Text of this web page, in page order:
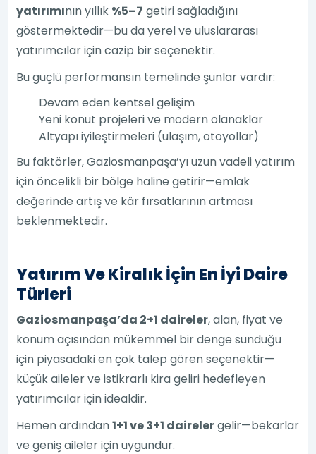
yatırımının yıllık %5–7 getiri sağladığını
göstermektedir—bu da yerel ve uluslararası
yatırımcılar için cazip bir seçenektir.
Bu güçlü performansın temelinde şunlar vardır:
Devam eden kentsel gelişim
Yeni konut projeleri ve modern olanaklar
Altyapı iyileştirmeleri (ulaşım, otoyollar)
Bu faktörler, Gaziosmanpaşa’yı uzun vadeli yatırım
için öncelikli bir bölge haline getirir—emlak
değerinde artış ve kâr fırsatlarının artması
beklenmektedir.
Yatırım Ve Kiralık İçin En İyi Daire
Türleri
Gaziosmanpaşa’da 2+1 daireler, alan, fiyat ve
konum açısından mükemmel bir denge sunduğu
için piyasadaki en çok talep gören seçenektir—
küçük aileler ve istikrarlı kira geliri hedefleyen
yatırımcılar için idealdir.
Hemen ardından1+1 ve 3+1 dairelergelir—bekarlar
ve geniş aileler için uygundur.